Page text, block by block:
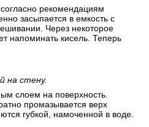
рекомендациям
засыпается в емкость с
Через некоторое
напоминать кисель. Теперь
на стену.
слоем на поверхность.
промазывается верх
губкой, намоченной в воде.